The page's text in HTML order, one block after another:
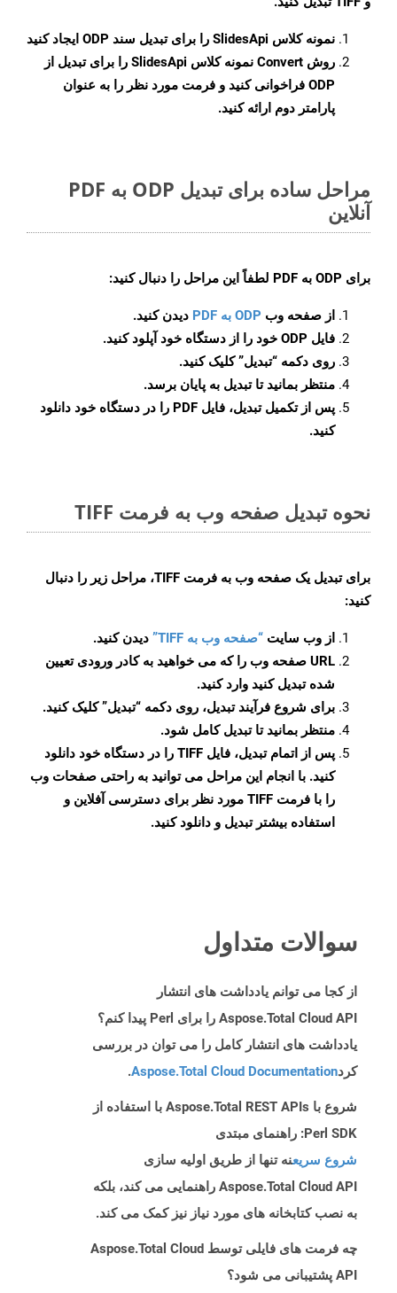
نمونه کلاس SlidesApi را برای تبدیل سند ODP ایجاد کنید
روش Convert
نمونه کلاس SlidesApi را برای تبدیل از
ODP فراخوانی کنید و فرمت مورد نظر را به عنوان
پارامتر دوم ارائه کنید.
مراحل ساده برای تبدیل ODP به PDF
آنلاین
برای ODP به PDF لطفاً این مراحل را دنبال کنید:
از صفحه وب ODP به PDF
دیدن کنید.
فایل ODP خود را از دستگاه خود آپلود کنید.
روی دکمه “تبدیل”کلیک کنید.
منتظر بمانید تا تبدیل به پایان برسد.
پس از تکمیل تبدیل، فایل PDF را در دستگاه خود دانلود
کنید.
نحوه تبدیل صفحه وب به فرمت TIFF
برای تبدیل یک صفحه وب به فرمت TIFF، مراحل زیر را دنبال
کنید:
از وب سایت “صفحه وب به TIFF”
دیدن کنید.
URL صفحه وب را که می خواهید به کادر ورودی تعیین
شده تبدیل کنید وارد کنید.
برای شروع فرآیند تبدیل، روی دکمه “تبدیل” کلیک کنید.
منتظر بمانید تا تبدیل کامل شود.
پس از اتمام تبدیل، فایل TIFF را در دستگاه خود دانلود
کنید. با انجام این مراحل می توانید به راحتی صفحات وب
را با فرمت TIFF مورد نظر برای دسترسی آفلاین و
استفاده بیشتر تبدیل و دانلود کنید.
سوالات متداول
از کجا می توانم یادداشت های انتشار
Aspose.Total Cloud API را برای Perl پیدا کنم؟
یادداشت های انتشار کامل را می توان در بررسی
کردAspose.Total Cloud Documentation
.
شروع با Aspose.Total REST APIs با استفاده از
Perl SDK: راهنمای مبتدی
شروع سریعنه تنها از طریق اولیه سازی
Aspose.Total Cloud API راهنمایی می کند، بلکه
به نصب کتابخانه های مورد نیاز نیز کمک می کند.
چه فرمت های فایلی توسط Aspose.Total Cloud
API پشتیبانی می شود؟